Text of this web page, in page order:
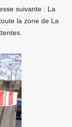
suivante : La
la zone de La